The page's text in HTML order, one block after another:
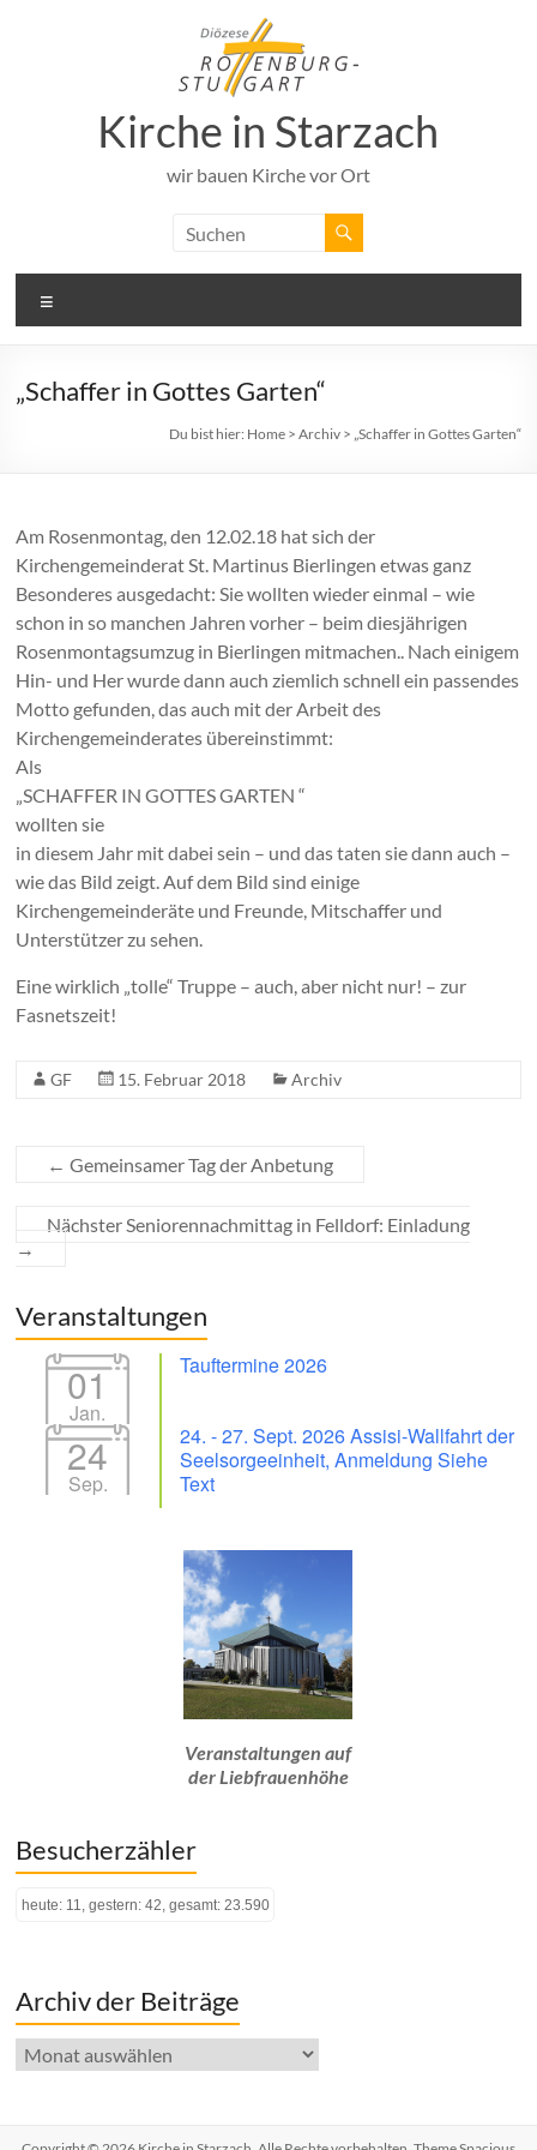
Kirche in Starzach
wir bauen Kirche vor Ort
„Schaffer in Gottes Garten“
Du bist hier: Home> Archiv> „Schaffer in Gottes Garten“
Am Rosenmontag, den 12.02.18 hat sich der
Kirchengemeinderat St. Martinus Bierlingen etwas ganz
Besonderes ausgedacht: Sie wollten wieder einmal – wie
schon in so manchen Jahren vorher – beim diesjährigen
Rosenmontagsumzug in Bierlingen mitmachen.. Nach einigem
Hin- und Her wurde dann auch ziemlich schnell ein passendes
Motto gefunden, das auch mit der Arbeit des
Kirchengemeinderates übereinstimmt:
Als
„SCHAFFER IN GOTTES GARTEN “
wollten sie
in diesem Jahr mit dabei sein – und das taten sie dann auch –
wie das Bild zeigt. Auf dem Bild sind einige
Kirchengemeinderäte und Freunde, Mitschaffer und
Unterstützer zu sehen.
Eine wirklich „tolle“ Truppe – auch, aber nicht nur! – zur
Fasnetszeit!
GF 15. Februar 2018 Archiv
← Gemeinsamer Tag der Anbetung
Nächster Seniorennachmittag in Felldorf: Einladung
→
Veranstaltungen
01
Jan.
Tauftermine 2026
24
Sep.
24. - 27. Sept. 2026 Assisi-Wallfahrt der
Seelsorgeeinheit, Anmeldung Siehe
Text
Veranstaltungen auf
der Liebfrauenhöhe
Besucherzähler
heute: 11, gestern: 42, gesamt: 23.590
Archiv der Beiträge
Archiv
der